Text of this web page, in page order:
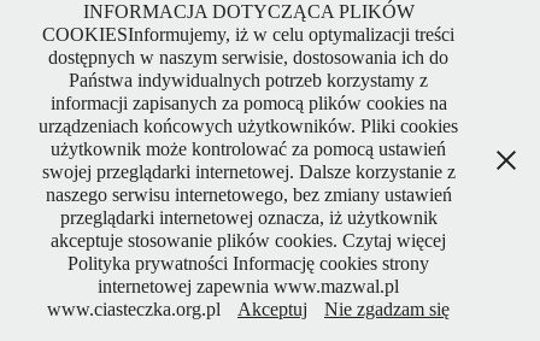
Plener
2020
INFORMACJA DOTYCZĄCA PLIKÓW
COOKIESInformujemy, iż w celu optymalizacji treści
dostępnych w naszym serwisie, dostosowania ich do
Państwa indywidualnych potrzeb korzystamy z
informacji zapisanych za pomocą plików cookies na
urządzeniach końcowych użytkowników. Pliki cookies
użytkownik może kontrolować za pomocą ustawień
swojej przeglądarki internetowej. Dalsze korzystanie z
naszego serwisu internetowego, bez zmiany ustawień
przeglądarki internetowej oznacza, iż użytkownik
akceptuje stosowanie plików cookies. Czytaj więcej
Polityka prywatności Informację cookies strony
internetowej zapewnia www.mazwal.pl
www.ciasteczka.org.pl
Akceptuj Nie zgadzam się